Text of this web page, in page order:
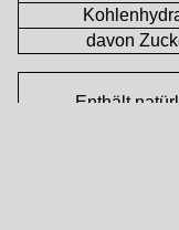
davon
Enthält